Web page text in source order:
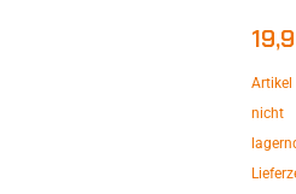
Artikel
nicht